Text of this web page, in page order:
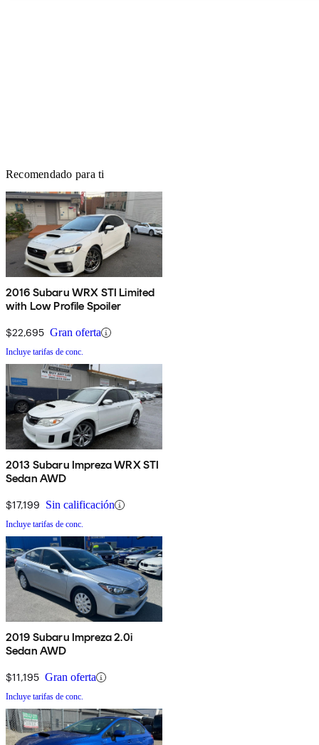
Recomendado para ti
2016 Subaru WRX STI Limited
with Low Profile Spoiler
$22,695 Gran oferta
Incluye tarifas de conc.
2013 Subaru Impreza WRX STI
Sedan AWD
$17,199 Sin calificación
Incluye tarifas de conc.
2019 Subaru Impreza 2.0i
Sedan AWD
$11,195 Gran oferta
Incluye tarifas de conc.